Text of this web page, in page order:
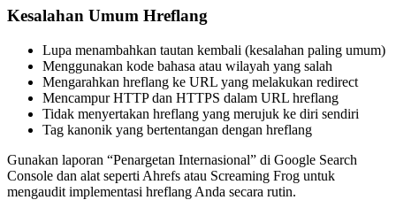
Kesalahan Umum Hreflang
Lupa menambahkan tautan kembali (kesalahan paling umum)
Menggunakan kode bahasa atau wilayah yang salah
Mengarahkan hreflang ke URL yang melakukan redirect
Mencampur HTTP dan HTTPS dalam URL hreflang
Tidak menyertakan hreflang yang merujuk ke diri sendiri
Tag kanonik yang bertentangan dengan hreflang
Gunakan laporan “Penargetan Internasional” di Google Search
Console dan alat seperti Ahrefs atau Screaming Frog untuk
mengaudit implementasi hreflang Anda secara rutin.